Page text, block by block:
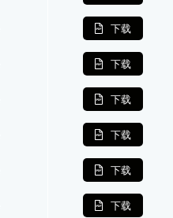
下载
下载
下载
下载
下载
下载